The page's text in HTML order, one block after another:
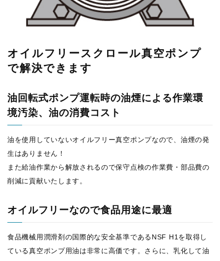
オイルフリースクロール真空ポンプ
で解決できます
油回転式ポンプ運転時の油煙による作業環
境汚染、油の消費コスト
油を使用していないオイルフリー真空ポンプなので、油煙の発
生はありません！
また給油作業から解放されるので保守点検の作業費・部品費の
削減に貢献いたします。
オイルフリーなので食品用途に最適
食品機械用潤滑剤の国際的な安全基準であるNSF H1を取得し
ている真空ポンプ用油は非常に高価です。さらに、乳化して油